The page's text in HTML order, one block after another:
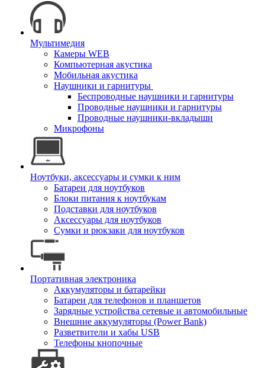
Мультимедия
Камеры WEB
Компьютерная акустика
Мобильная акустика
Наушники и гарнитуры
Беспроводные наушники и гарнитуры
Проводные наушники и гарнитуры
Проводные наушники-вкладыши
Микрофоны
Ноутбуки, аксессуары и сумки к ним
Батареи для ноутбуков
Блоки питания к ноутбукам
Подставки для ноутбуков
Аксессуары для ноутбуков
Сумки и рюкзаки для ноутбуков
Портативная электроника
Аккумуляторы и батарейки
Батареи для телефонов и планшетов
Зарядные устройства сетевые и автомобильные
Внешние аккумуляторы (Power Bank)
Разветвители и хабы USB
Телефоны кнопочные